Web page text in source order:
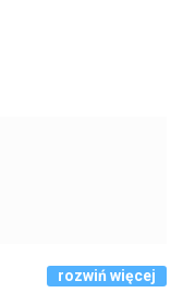
rozwiń więcej